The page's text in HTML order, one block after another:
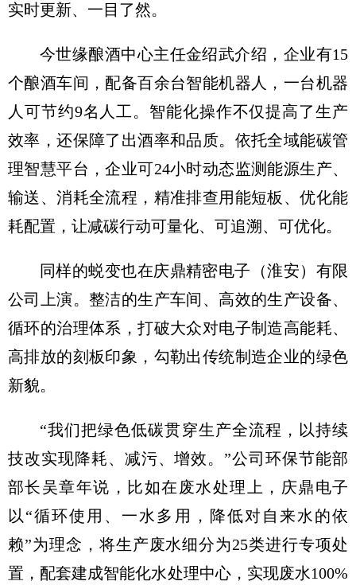
实时更新、一目了然。
今世缘酿酒中心主任金绍武介绍，企业有15
个酿酒车间，配备百余台智能机器人，一台机器
人可节约9名人工。智能化操作不仅提高了生产
效率，还保障了出酒率和品质。依托全域能碳管
理智慧平台，企业可24小时动态监测能源生产、
输送、消耗全流程，精准排查用能短板、优化能
耗配置，让减碳行动可量化、可追溯、可优化。
同样的蜕变也在庆鼎精密电子（淮安）有限
公司上演。整洁的生产车间、高效的生产设备、
循环的治理体系，打破大众对电子制造高能耗、
高排放的刻板印象，勾勒出传统制造企业的绿色
新貌。
“我们把绿色低碳贯穿生产全流程，以持续
技改实现降耗、减污、增效。”公司环保节能部
部长吴章年说，比如在废水处理上，庆鼎电子
以“循环使用、一水多用，降低对自来水的依
赖”为理念，将生产废水细分为25类进行专项处
置，配套建成智能化水处理中心，实现废水100%